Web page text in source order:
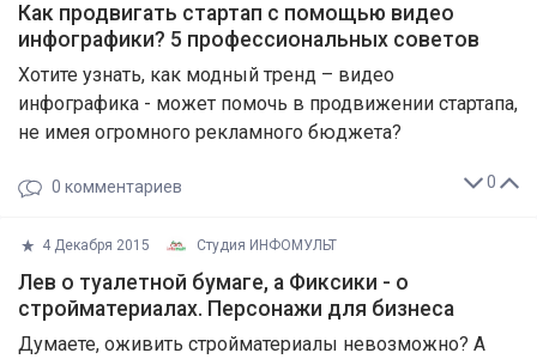
Как продвигать стартап с помощью видео
инфографики? 5 профессиональных советов
Хотите узнать, как модный тренд – видео
инфографика - может помочь в продвижении стартапа,
не имея огромного рекламного бюджета?
0
0 комментариев
4 Декабря 2015 Студия ИНФОМУЛЬТ
Лев о туалетной бумаге, а Фиксики - о
стройматериалах. Персонажи для бизнеса
Думаете, оживить стройматериалы невозможно? А